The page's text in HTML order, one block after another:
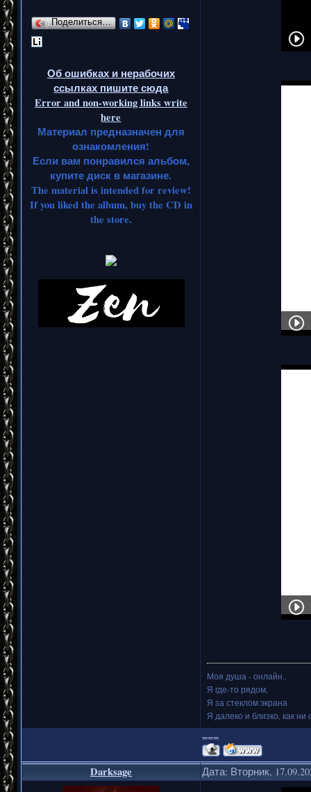
Поделиться…
Об ошибках и нерабочих
ссылках пишите сюда
Error and non-working links write
here
Материал предназначен для
ознакомления!
Если вам понравился альбом,
купите диск в магазине.
The material is intended for review!
If you liked the album, buy the CD in
the store.
Моя душа - онлайн..
Я где-то рядом,
Я за стеклом экрана
Я далеко и близко, как ни
===
Darksage Дата: Вторник,